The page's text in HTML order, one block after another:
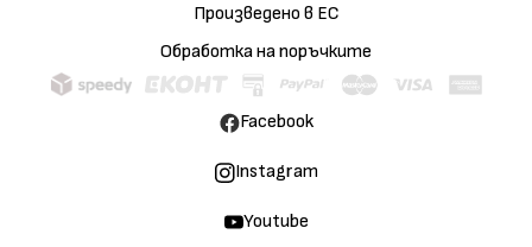
Произведено в ЕС
Обработка на поръчките
Facebook
Instagram
Youtube